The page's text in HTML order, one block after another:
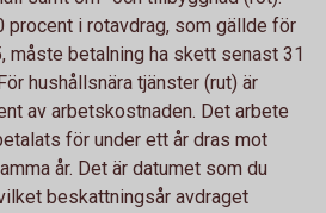
procent i rotavdrag, som gällde för
måste betalning ha skett senast 31
hushållsnära tjänster (rut) är
av arbetskostnaden. Det arbete
för under ett år dras mot
år. Det är datumet som du
beskattningsår avdraget